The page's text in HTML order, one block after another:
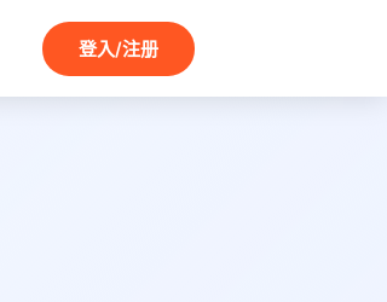
登入/注册